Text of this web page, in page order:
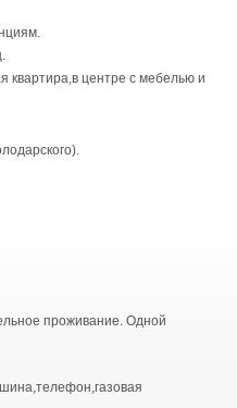
квартира,в центре с мебелью и
проживание. Одной